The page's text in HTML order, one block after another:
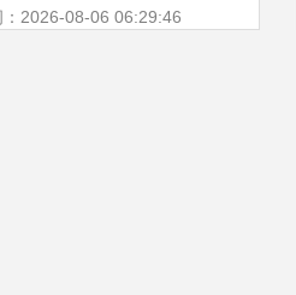
案
：2026-08-06 06:29:46